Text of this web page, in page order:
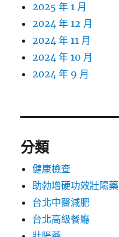
2025 年 1 月
2024 年 12 月
2024 年 11 月
2024 年 10 月
2024 年 9 月
分類
健康檢查
助勃增硬功效壯陽藥
台北中醫減肥
台北高級餐廳